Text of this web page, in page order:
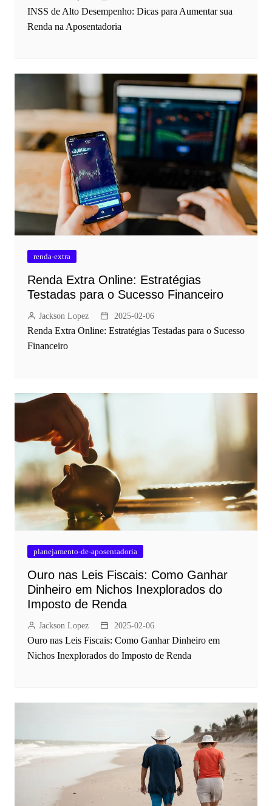
INSS de Alto Desempenho: Dicas para Aumentar sua
Renda na Aposentadoria
renda-extra
Renda Extra Online: Estratégias
Testadas para o Sucesso Financeiro
Jackson Lopez 2025-02-06
Renda Extra Online: Estratégias Testadas para o Sucesso
Financeiro
planejamento-de-aposentadoria
Ouro nas Leis Fiscais: Como Ganhar
Dinheiro em Nichos Inexplorados do
Imposto de Renda
Jackson Lopez 2025-02-06
Ouro nas Leis Fiscais: Como Ganhar Dinheiro em
Nichos Inexplorados do Imposto de Renda